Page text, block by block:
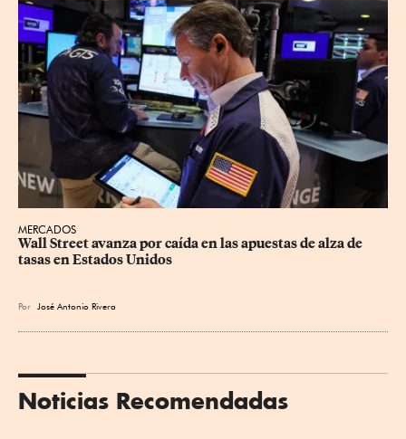
MERCADOS
Wall Street avanza por caída en las apuestas de alza de
tasas en Estados Unidos
Por José Antonio Rivera
Noticias Recomendadas